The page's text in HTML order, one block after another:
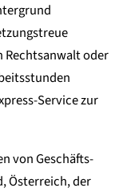
Rechtsanwalt oder
Service zur
von Geschäfts-
Österreich, der